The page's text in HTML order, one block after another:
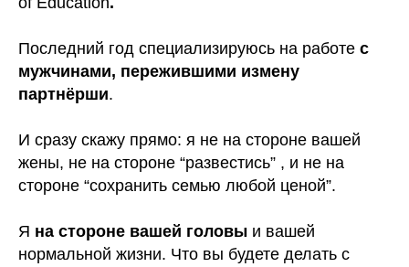
Последний год специализируюсь на работе с
мужчинами, пережившими измену
партнёрши.
И сразу скажу прямо: я не на стороне вашей
жены, не на стороне “развестись” , и не на
стороне “сохранить семью любой ценой”.
Я на стороне вашей головы и вашей
нормальной жизни. Что вы будете делать с